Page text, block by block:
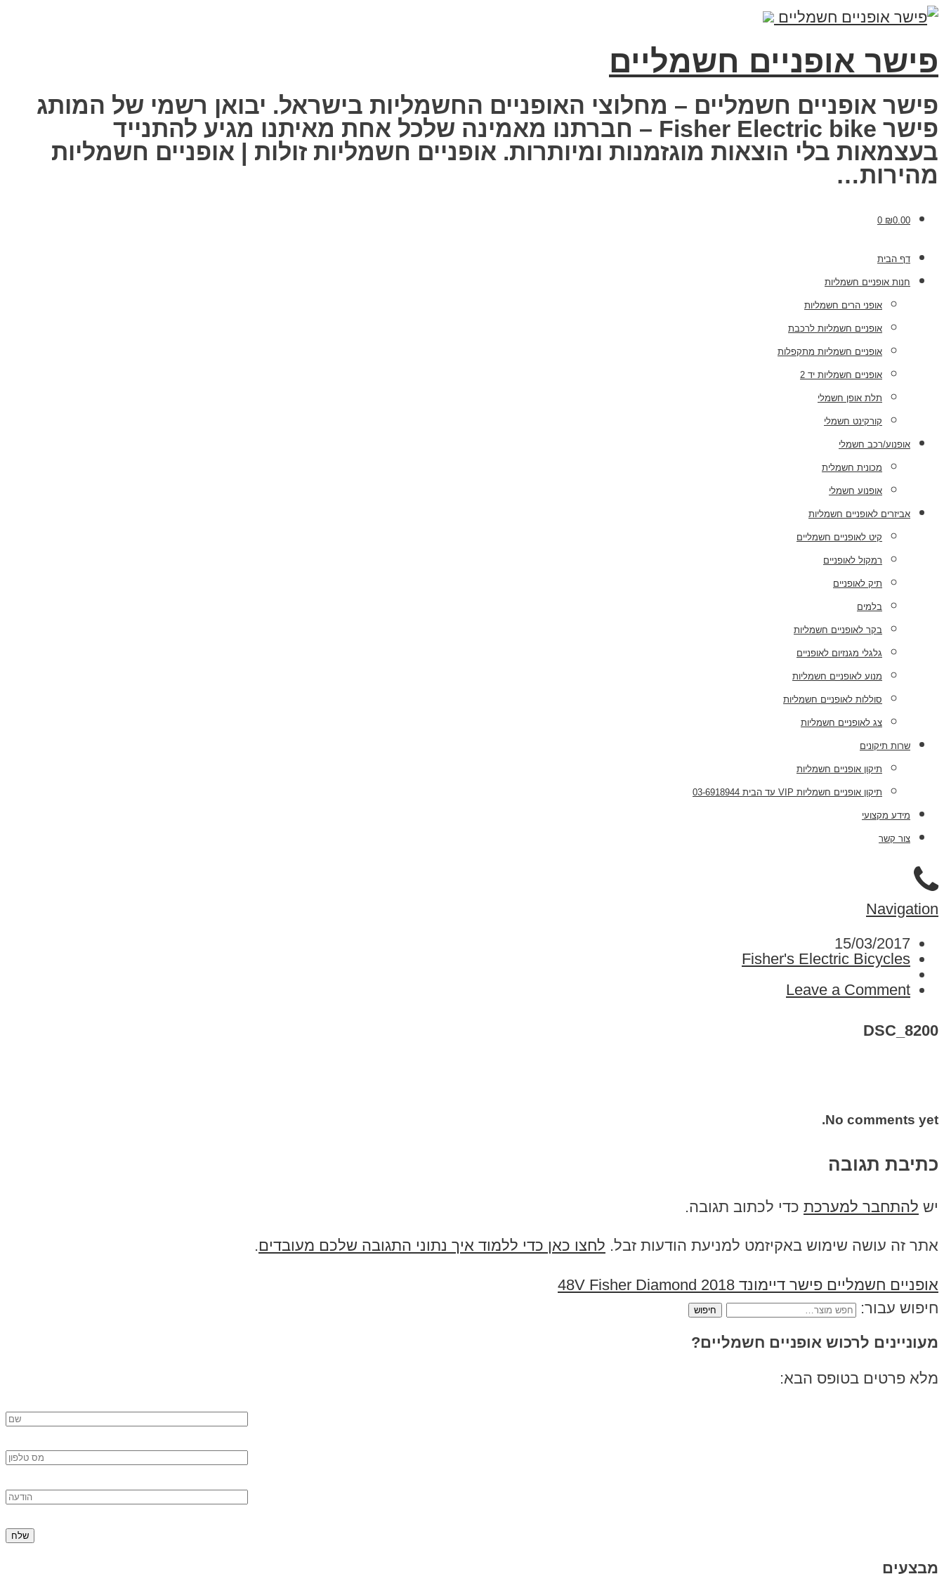
פישר אופניים חשמליים
פישר אופניים חשמליים – מחלוצי האופניים החשמליות בישראל. יבואן רשמי של המותג
פישר Fisher Electric bike – חברתנו מאמינה שלכל אחת מאיתנו מגיע להתנייד
בעצמאות בלי הוצאות מוגזמנות ומיותרות. אופניים חשמליות זולות | אופניים חשמליות
מהירות…
₪0.00
0
דף הבית
חנות אופניים חשמליות
אופני הרים חשמליות
אופניים חשמליות לרכבת
אופניים חשמליות מתקפלות
אופניים חשמליות יד 2
תלת אופן חשמלי
קורקינט חשמלי
אופנוע/רכב חשמלי
מכונית חשמלית
אופנוע חשמלי
אביזרים לאופניים חשמליות
קיט לאופניים חשמליים
רמקול לאופניים
תיק לאופניים
בלמים
בקר לאופניים חשמליות
גלגלי מגנזיום לאופניים
מנוע לאופניים חשמליות
סוללות לאופניים חשמליות
צג לאופניים חשמליות
שרות תיקונים
תיקון אופניים חשמליות
תיקון אופניים חשמליות VIP עד הבית 03-6918944
מידע מקצועי
צור קשר
Navigation
15/03/2017
Fisher's Electric Bicycles
Leave a Comment
DSC_8200
No comments yet.
כתיבת תגובה
יש להתחבר למערכת כדי לכתוב תגובה.
אתר זה עושה שימוש באקיזמט למניעת הודעות זבל. לחצו כאן כדי ללמוד איך נתוני התגובה שלכם מעובדים.
אופניים חשמליים פישר דיימונד 2018 48V Fisher Diamond
חיפוש עבור:
מעוניינים לרכוש אופניים חשמליים?
מלא פרטים בטופס הבא:
מבצעים